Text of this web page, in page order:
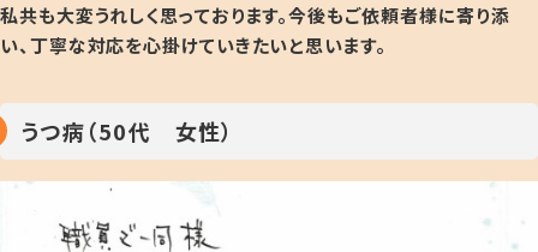
私共も大変うれしく思っております。今後もご依頼者様に寄り添
い、丁寧な対応を心掛けていきたいと思います。
うつ病（50代 女性）